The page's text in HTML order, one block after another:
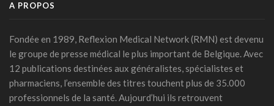
médicaux arrive
24 juillet 2026 - 09:14
France: le Parlement interdit les réseaux sociaux aux moins
de 15 ans, première en Europe
21 juillet 2026 - 20:39
A PROPOS
Fondée en 1989, Reflexion Medical Network (RMN) est devenu
le groupe de presse médical le plus important de Belgique. Avec
12 publications destinées aux généralistes, spécialistes et
pharmaciens, l’ensemble des titres touchent plus de 35.000
professionnels de la santé. Aujourd’hui ils retrouvent